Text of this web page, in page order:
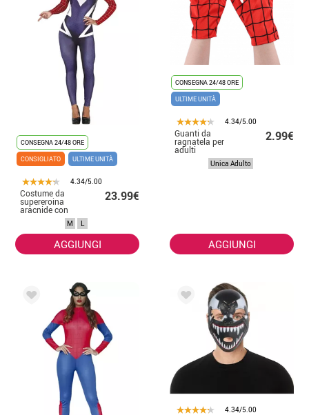
CONSEGNA 24/48 ORE
CONSIGLIATO
ULTIME UNITÀ
4.34/5.00
Costume da
supereroina
aracnide con
cappuccio per
23.99€
M L
AGGIUNGI
CONSEGNA 24/48 ORE
ULTIME UNITÀ
4.34/5.00
Guanti da
ragnatela per
adulti
2.99€
Unica Adulto
AGGIUNGI
4.34/5.00